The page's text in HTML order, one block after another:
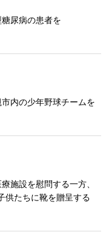
尿病の患者を
内の少年野球チームを
施設を慰問する一方、
供たちに靴を贈呈する